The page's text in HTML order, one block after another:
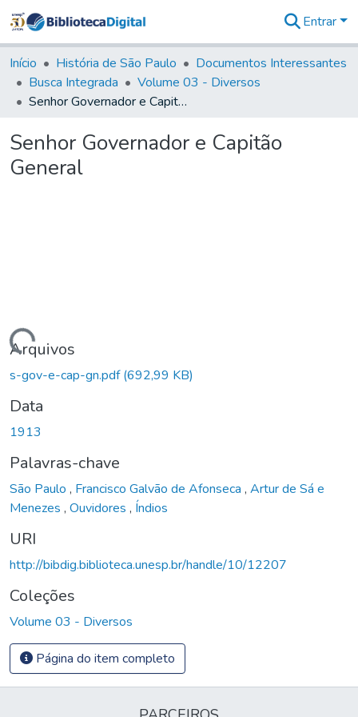
&
Coleções
Tudo na
Biblioteca
Estatísticas
Entrar
Início História de São Paulo
Documentos Interessantes
Busca Integrada
Volume 03 - Diversos
Senhor Governador e Capitão General
Senhor Governador e Capitão
General
Carregando...
Arquivos
s-gov-e-cap-gn.pdf(692,99 KB)
Data
1913
Palavras-chave
São Paulo , Francisco Galvão de Afonseca , Artur de Sá e
Menezes , Ouvidores , Índios
URI
http://bibdig.biblioteca.unesp.br/handle/10/12207
Coleções
Volume 03 - Diversos
Página do item completo